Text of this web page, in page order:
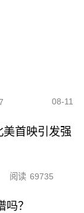
08-11
美首映引发强
阅读 69735
？